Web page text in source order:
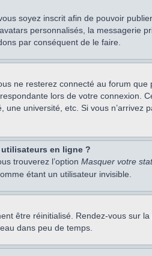
soyez inscrit afin de pouvoir
personnalisés, la messagerie
par conséquent de le faire.
ne resterez connecté au forum que
lors de votre connexion.
université, etc. Si vous n’arrivez
utilisateurs en ligne ?
trouverez l’option Masquer votre
étant un utilisateur invisible.
être réinitialisé. Rendez-vous sur
dans peu de temps.